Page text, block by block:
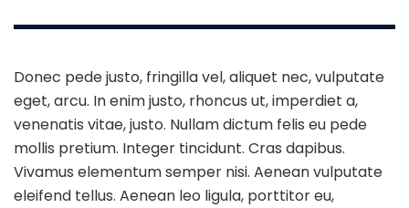
Donec pede justo, fringilla vel, aliquet nec, vulputate
eget, arcu. In enim justo, rhoncus ut, imperdiet a,
venenatis vitae, justo. Nullam dictum felis eu pede
mollis pretium. Integer tincidunt. Cras dapibus.
Vivamus elementum semper nisi. Aenean vulputate
eleifend tellus. Aenean leo ligula, porttitor eu,